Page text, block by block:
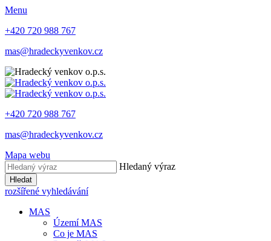
Menu
+420 720 988 767
mas@hradeckyvenkov.cz
+420 720 988 767
mas@hradeckyvenkov.cz
Mapa webu
Hledaný výraz
Hledat
rozšířené vyhledávání
MAS
Území MAS
Co je MAS